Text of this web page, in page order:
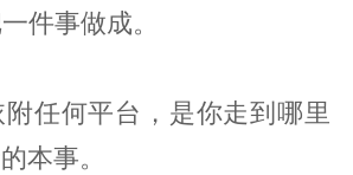
件事做成。
任何平台，是你走到哪里
本事。